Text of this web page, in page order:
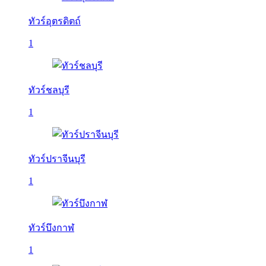
ทัวร์อุตรดิตถ์
1
ทัวร์ชลบุรี
1
ทัวร์ปราจีนบุรี
1
ทัวร์บึงกาฬ
1